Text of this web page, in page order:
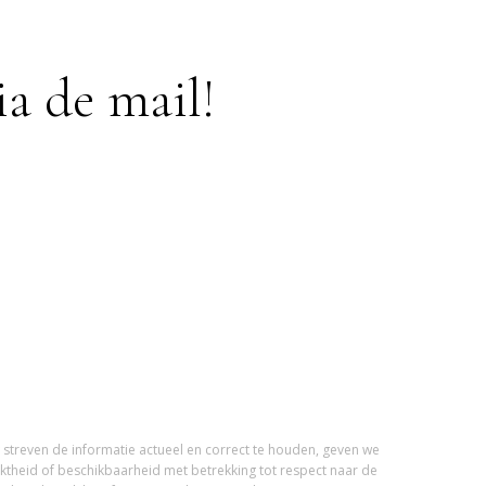
de mail!
de informatie actueel en correct te houden, geven we
of beschikbaarheid met betrekking tot respect naar de